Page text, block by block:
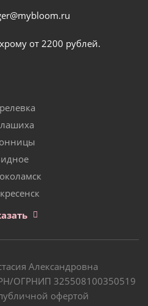
от 2200 рублей.
Александровна
ОГРНИП 325508100350519
офертой